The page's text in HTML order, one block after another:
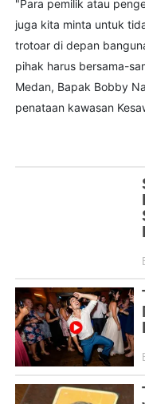
"Para pemilik atau
juga kita minta untuk
trotoar di depan
pihak harus bersama-
Medan, Bapak Bobby
penataan kawasan